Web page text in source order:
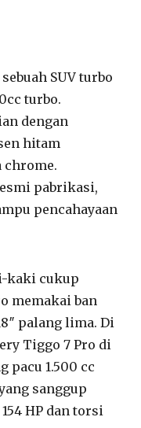
SUV turbo
turbo.
dengan
hitam
chrome.
pabrikasi,
pencahayaan
kaki cukup
memakai ban
palang lima. Di
Tiggo 7 Pro di
pacu 1.500 cc
sanggup
HP dan torsi